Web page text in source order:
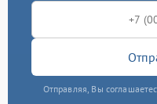
Отправляя, Вы